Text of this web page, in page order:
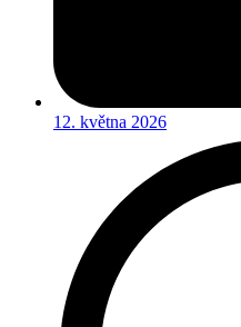
12. května 2026